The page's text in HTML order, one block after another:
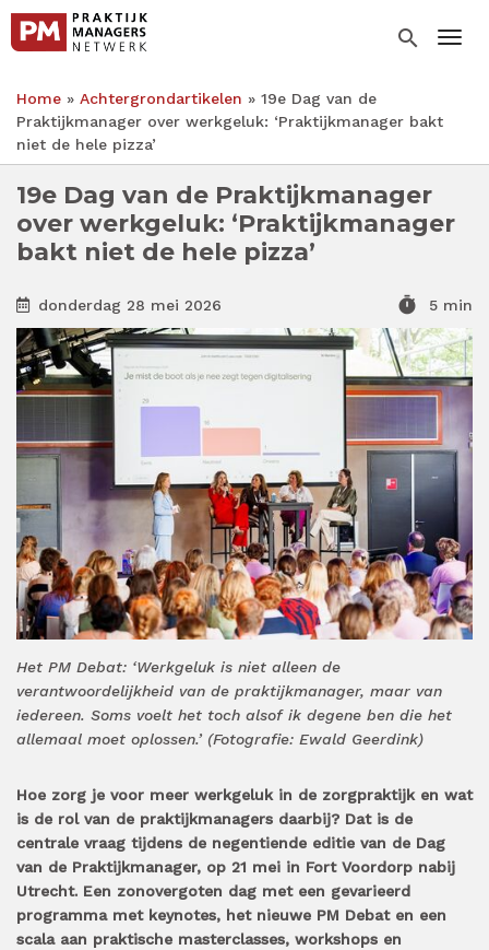
Overslaan
naar
inhoud
gaan
search
Kruimelpad
Home Achtergrondartikelen
19e Dag van de
Praktijkmanager over werkgeluk: ‘Praktijkmanager bakt
niet de hele pizza’
19e Dag van de Praktijkmanager
over werkgeluk: ‘Praktijkmanager
bakt niet de hele pizza’
donderdag 28 mei 2026 timer 5 min
Het PM Debat: ‘Werkgeluk is niet alleen de
verantwoordelijkheid van de praktijkmanager, maar van
iedereen. Soms voelt het toch alsof ik degene ben die het
allemaal moet oplossen.’ (Fotografie: Ewald Geerdink)
Hoe zorg je voor meer werkgeluk in de zorgpraktijk en wat
is de rol van de praktijkmanagers daarbij? Dat is de
centrale vraag tijdens de negentiende editie van de Dag
van de Praktijkmanager, op 21 mei in Fort Voordorp nabij
Utrecht. Een zonovergoten dag met een gevarieerd
programma met keynotes, het nieuwe PM Debat en een
scala aan praktische masterclasses, workshops en